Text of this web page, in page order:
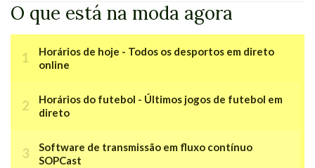
O que está na moda agora
Horários de hoje - Todos os desportos em direto
online
Horários do futebol - Últimos jogos de futebol em
direto
Software de transmissão em fluxo contínuo
SOPCast